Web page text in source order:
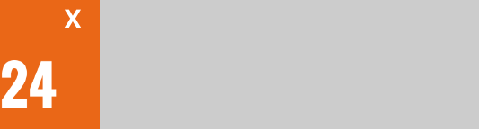
X